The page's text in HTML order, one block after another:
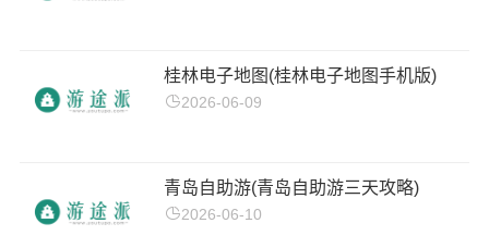
桂林电子地图(桂林电子地图手机版)
2026-06-09
青岛自助游(青岛自助游三天攻略)
2026-06-10